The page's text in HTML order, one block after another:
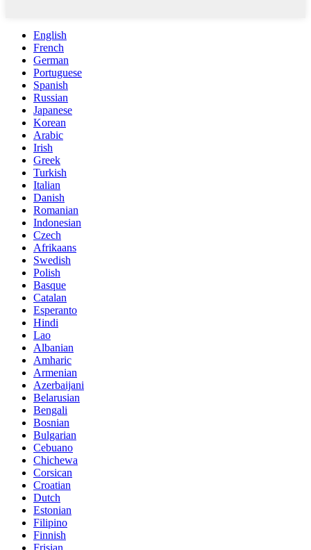
English
French
German
Portuguese
Spanish
Russian
Japanese
Korean
Arabic
Irish
Greek
Turkish
Italian
Danish
Romanian
Indonesian
Czech
Afrikaans
Swedish
Polish
Basque
Catalan
Esperanto
Hindi
Lao
Albanian
Amharic
Armenian
Azerbaijani
Belarusian
Bengali
Bosnian
Bulgarian
Cebuano
Chichewa
Corsican
Croatian
Dutch
Estonian
Filipino
Finnish
Frisian